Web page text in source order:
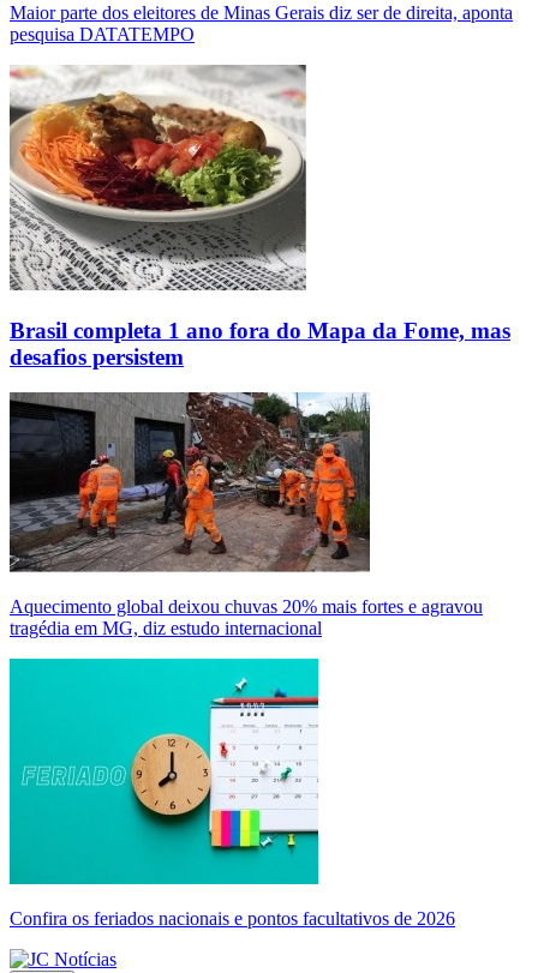
Maior parte dos eleitores de Minas Gerais diz ser de direita, aponta
pesquisa DATATEMPO
Brasil completa 1 ano fora do Mapa da Fome, mas
desafios persistem
Aquecimento global deixou chuvas 20% mais fortes e agravou
tragédia em MG, diz estudo internacional
Confira os feriados nacionais e pontos facultativos de 2026